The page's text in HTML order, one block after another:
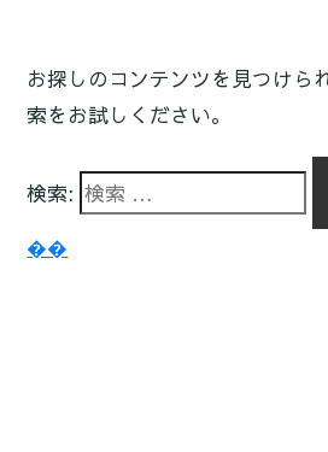
お探しのコンテンツを見つけら
索をお試しください。
検索:
��